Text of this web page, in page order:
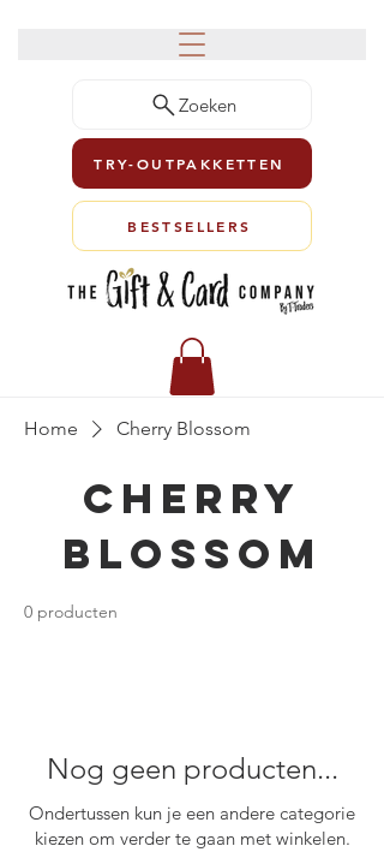
Zoeken
TRY-OUTPAKKETTEN
BESTSELLERS
Home Cherry Blossom
Cherry
Blossom
0 producten
Nog geen producten...
Ondertussen kun je een andere categorie
kiezen om verder te gaan met winkelen.